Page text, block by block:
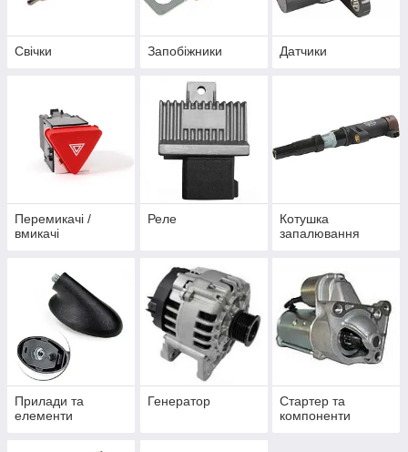
Свічки Запобіжники Датчики
Перемикачі /
вмикачі
Реле
Котушка
запалювання
Прилади та
елементи
Генератор
Стартер та
компоненти